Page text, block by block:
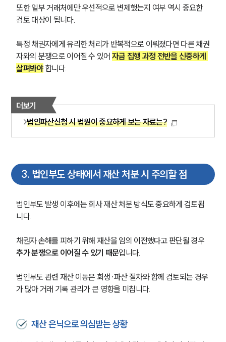
또한 일부 거래처에만 우선적으로 변제했는지 여부 역시 중요한
검토 대상이 됩니다.
특정 채권자에게 유리한 처리가 반복적으로 이뤄졌다면 다른 채권
자와의 분쟁으로 이어질 수 있어 자금 집행 과정 전반을 신중하게
살펴봐야 합니다.
더보기
법인파산신청 시 법원이 중요하게 보는 자료는?
3. 법인부도 상태에서 재산 처분 시 주의할 점
법인부도 발생 이후에는 회사 재산 처분 방식도 중요하게 검토됩
니다.
채권자 손해를 피하기 위해 재산을 임의 이전했다고 판단될 경우
추가 분쟁으로 이어질 수 있기 때문입니다.
법인부도 관련 재산 이동은 회생·파산 절차와 함께 검토되는 경우
가 많아 거래 기록 관리가 큰 영향을 미칩니다.
재산 은닉으로 의심받는 상황